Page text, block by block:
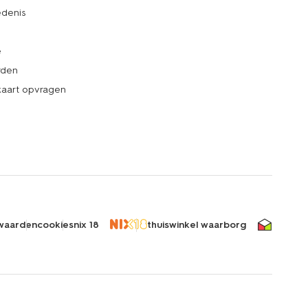
opvragen
cookiesnix 18 thuiswinkel waarborg